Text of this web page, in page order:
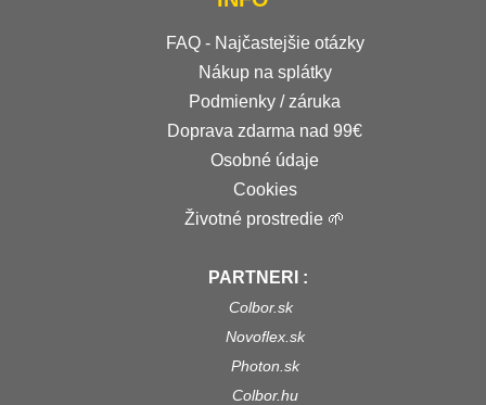
FAQ - Najčastejšie otázky
Nákup na splátky
Podmienky / záruka
Doprava zdarma nad 99€
Osobné údaje
Cookies
Životné prostredie 🌱
PARTNERI :
Colbor.sk
Novoflex.sk
Photon.sk
Colbor.hu